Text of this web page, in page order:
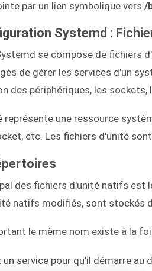
par un lien symbolique vers /
Systemd :
se compose de fichiers
de gérer les services d'un
des périphériques, les
représente une ressource
etc. Les fichiers d'unité
des fichiers d'unité natifs est
natifs modifiés, sont stockés
le même nom existe à la
service pour qu'il démarre